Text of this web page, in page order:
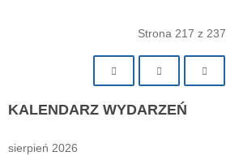
Strona 217 z 237
KALENDARZ WYDARZEŃ
sierpień 2026